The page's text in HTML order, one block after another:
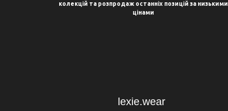
колекцій та розпродаж останніх позицій за низькими
цінами
lexie.wear